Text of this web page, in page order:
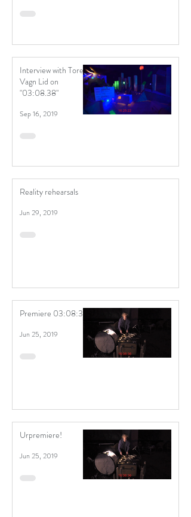
Interview with Tore
Vagn Lid on
"03:08.38"
Sep 16, 2019
Reality rehearsals
Jun 29, 2019
Premiere 03:08:38!
Jun 25, 2019
Urpremiere!
Jun 25, 2019